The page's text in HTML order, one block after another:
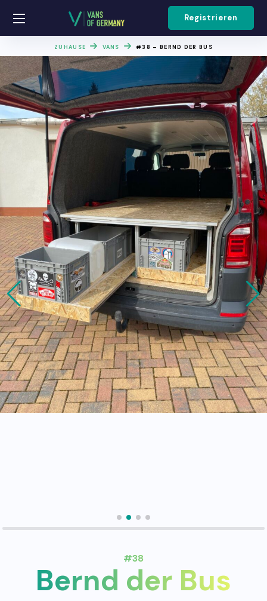
Registrieren
ZUHAUSE VANS #38 – BERND DER BUS
#38
Bernd der Bus